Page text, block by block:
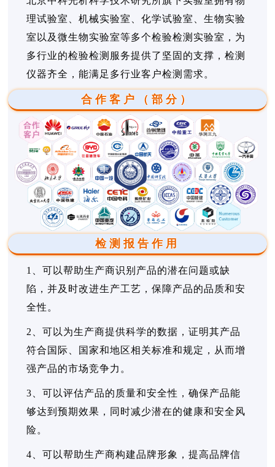
理试验室、机械实验室、化学试验室、生物实验
室以及微生物实验室等多个检验检测实验室，为
多行业的检验检测服务提供了坚固的支撑，检测
仪器齐全，能满足多行业客户检测需求。
合作客户（部分）
检测报告作用
1、可以帮助生产商识别产品的潜在问题或缺
陷，并及时改进生产工艺，保障产品的品质和安
全性。
2、可以为生产商提供科学的数据，证明其产品
符合国际、国家和地区相关标准和规定，从而增
强产品的市场竞争力。
3、可以评估产品的质量和安全性，确保产品能
够达到预期效果，同时减少潜在的健康和安全风
险。
4、可以帮助生产商构建品牌形象，提高品牌信